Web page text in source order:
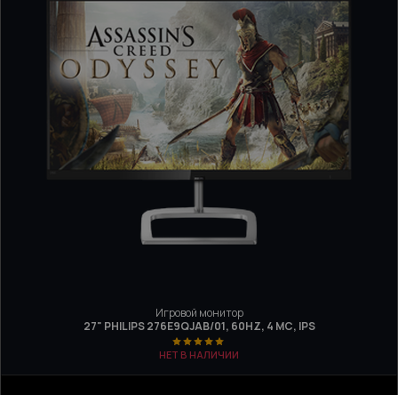
Игровой монитор
27" PHILIPS 276E9QJAB/01, 60HZ, 4 МС, IPS
НЕТ В НАЛИЧИИ